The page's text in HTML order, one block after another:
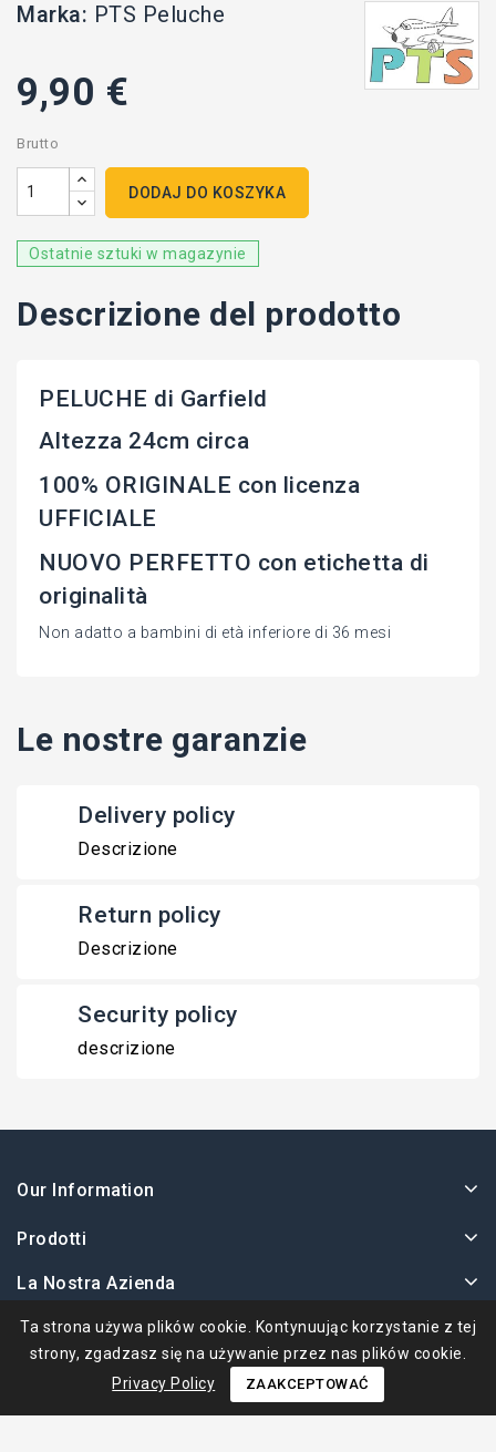
Marka: PTS Peluche
9,90 €
Brutto
DODAJ DO KOSZYKA
Ostatnie sztuki w magazynie
Descrizione del prodotto
PELUCHE di Garfield
Altezza 24cm circa
100% ORIGINALE con licenza
UFFICIALE
NUOVO PERFETTO con etichetta di
originalità
Non adatto a bambini di età inferiore di 36 mesi
Le nostre garanzie
Delivery policy
Descrizione
Return policy
Descrizione
Security policy
descrizione
Our Information
Prodotti
La Nostra Azienda
Twoje Konto
Ta strona używa plików cookie. Kontynuując korzystanie z tej
strony, zgadzasz się na używanie przez nas plików cookie.
Privacy Policy
ZAAKCEPTOWAĆ